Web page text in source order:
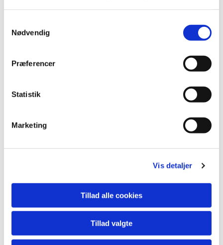
Nødvendig
Præferencer
Statistik
Marketing
Vis detaljer
Tillad alle cookies
Tillad valgte
- Naver af stål-lampe